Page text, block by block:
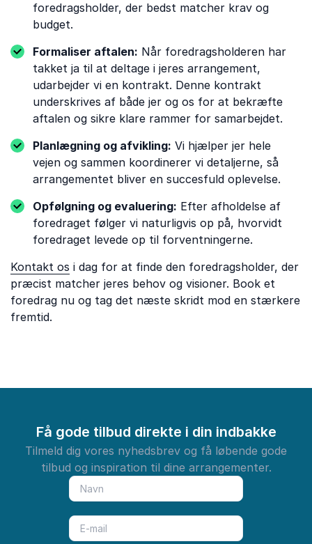
foredragsholder, der bedst matcher krav og
budget.
Formaliser aftalen: Når foredragsholderen har
takket ja til at deltage i jeres arrangement,
udarbejder vi en kontrakt. Denne kontrakt
underskrives af både jer og os for at bekræfte
aftalen og sikre klare rammer for samarbejdet.
Planlægning og afvikling: Vi hjælper jer hele
vejen og sammen koordinerer vi detaljerne, så
arrangementet bliver en succesfuld oplevelse.
Opfølgning og evaluering: Efter afholdelse af
foredraget følger vi naturligvis op på, hvorvidt
foredraget levede op til forventningerne.
Kontakt os i dag for at finde den foredragsholder, der
præcist matcher jeres behov og visioner. Book et
foredrag nu og tag det næste skridt mod en stærkere
fremtid.
Få gode tilbud direkte i din indbakke
Tilmeld dig vores nyhedsbrev og få løbende gode
tilbud og inspiration til dine arrangementer.